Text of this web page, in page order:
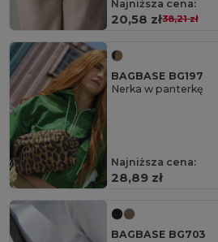
Najniższa cena:
20,58 zł38,21 zł
BAGBASE BG197
Nerka w panterkę
Najniższa cena:
28,89 zł
BAGBASE BG703